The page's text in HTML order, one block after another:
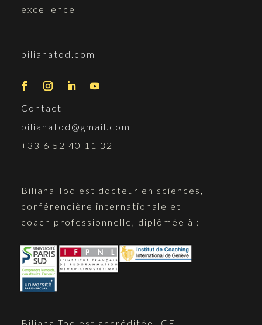
excellence
bilianatod.com
Contact
bilianatod@gmail.com
+33 6 52 40 11 32
Biliana Tod est docteur en sciences,
conférencière internationale et
coach professionnelle, diplômée à :